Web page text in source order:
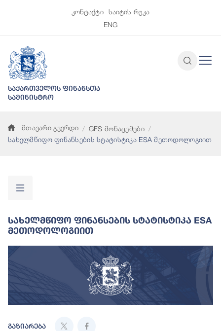
კონტაქტი
საიტის რუკა
ENG
საქართველოს ფინანსთა
სამინისტრო
მთავარი გვერდი
GFS მონაცემები
სახელმწიფო ფინანსების სტატისტიკა ESA მეთოდოლოგიით
Სახელმწიფო Ფინანსების Სტატისტიკა ESA
Მეთოდოლოგიით
გაზიარება